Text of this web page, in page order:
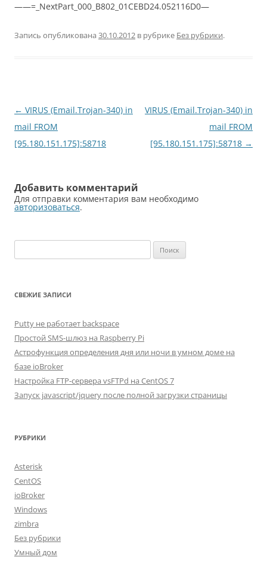
——=_NextPart_000_B802_01CEBD24.052116D0—
Запись опубликована 30.10.2012 в рубрике Без рубрики.
Навигация
по
записям
← VIRUS (Email.Trojan-340) in
mail FROM
[95.180.151.175]:58718
VIRUS (Email.Trojan-340) in
mail FROM
[95.180.151.175]:58718 →
Добавить комментарий
Для отправки комментария вам необходимо
авторизоваться.
СВЕЖИЕ ЗАПИСИ
Putty не работает backspace
Простой SMS-шлюз на Raspberry Pi
Астрофункция определения дня или ночи в умном доме на
базе ioBroker
Настройка FTP-сервера vsFTPd на CentOS 7
Запуск javascript/jquery после полной загрузки страницы
РУБРИКИ
Asterisk
CentOS
ioBroker
Windows
zimbra
Без рубрики
Умный дом